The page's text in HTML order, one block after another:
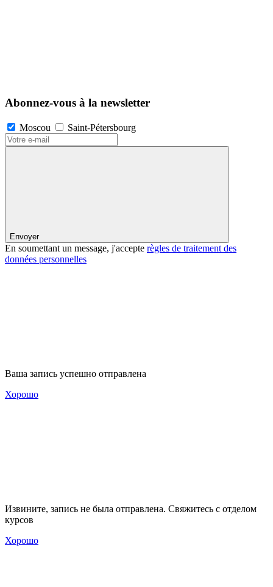
Abonnez-vous à la newsletter
Moscou Saint-Pétersbourg
Envoyer
En soumettant un message, j'accepte règles de traitement des
données personnelles
Ваша запись успешно отправлена
Хорошо
Извините, запись не была отправлена. Свяжитесь с отделом
курсов
Хорошо